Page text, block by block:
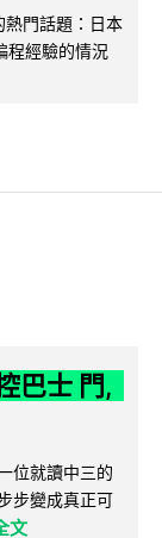
熱門話題：日本
程經驗的情況
巴士 門,
位就讀中三的
步變成真正可
文